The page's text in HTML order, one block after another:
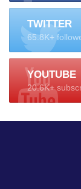
TWITTER
65.8K+
YOUTUBE
20.6K+